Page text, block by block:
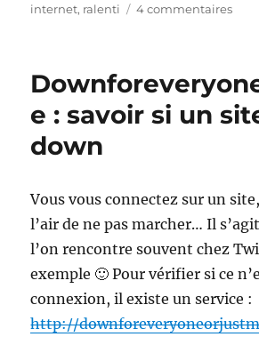
le
internet, ralenti 4 commentairessur
e : savoir si un
down
Vous vous connectez sur un
l’air de ne pas marcher… Il
l’on rencontre souvent chez
exemple 🙂 Pour vérifier si ce
connexion, il existe un service :
http://